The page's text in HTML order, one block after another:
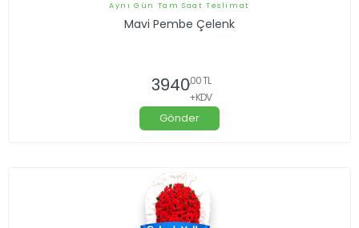
Aynı Gün Tam Saat Teslimat
Mavi Pembe Çelenk
3940,00 TL
+KDV
Gönder